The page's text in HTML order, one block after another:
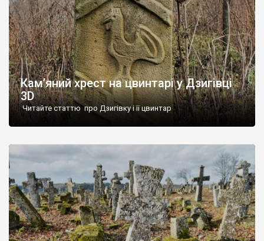
Кам’яний хрест на цвинтарі у Дзигівці
3D
Читайте статтю про Дзигівку і її цвинтар